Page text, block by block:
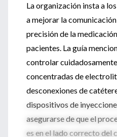
La organización insta a
a mejorar la
precisión de la
pacientes. La guía
controlar
concentradas de
desconexiones de
dispositivos de
asegurarse de que el
es en el lado correcto del